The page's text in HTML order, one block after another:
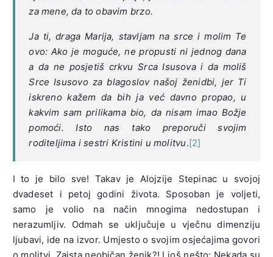
za mene, da to obavim brzo.
Ja ti, draga Marija, stavljam na srce i molim Te
ovo: Ako je moguće, ne propusti ni jednog dana
a da ne posjetiš crkvu Srca Isusova i da moliš
Srce Isusovo za blagoslov našoj ženidbi, jer Ti
iskreno kažem da bih ja već davno propao, u
kakvim sam prilikama bio, da nisam imao Božje
pomoći. Isto nas tako preporuči svojim
roditeljima i sestri Kristini u molitvu.[2]
I to je bilo sve! Takav je Alojzije Stepinac u svojoj
dvadeset i petoj godini života. Sposoban je voljeti,
samo je volio na način mnogima nedostupan i
nerazumljiv. Odmah se uključuje u vječnu dimenziju
ljubavi, ide na izvor. Umjesto o svojim osjećajima govori
o molitvi. Zaista neobičan ženik?! I još nešto: Nekada su